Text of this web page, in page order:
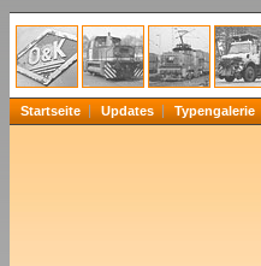
Startseite Updates Typengalerie